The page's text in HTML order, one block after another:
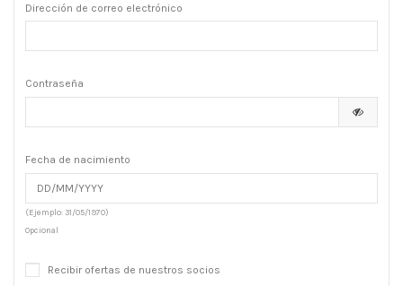
Dirección de correo electrónico
Contraseña
Fecha de nacimiento
(Ejemplo: 31/05/1970)
Opcional
Recibir ofertas de nuestros socios